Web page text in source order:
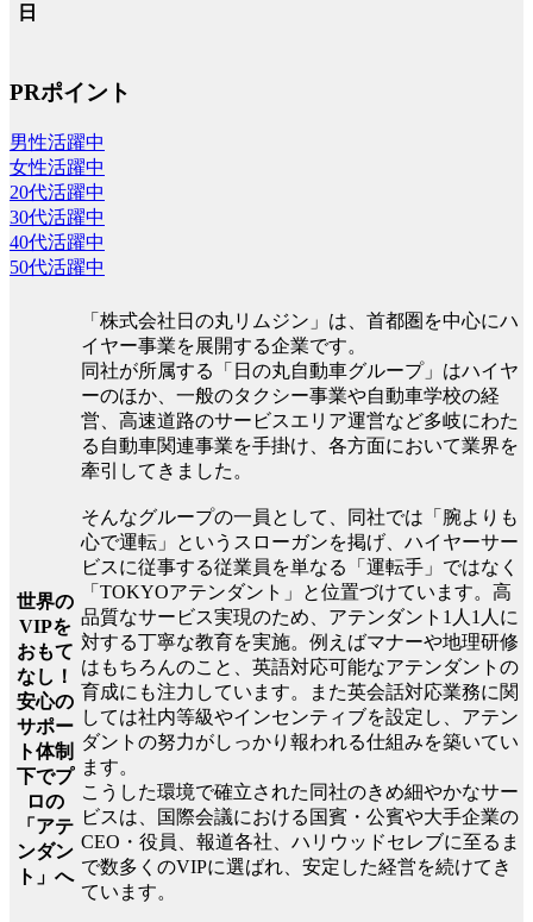
日
PRポイント
男性活躍中
女性活躍中
20代活躍中
30代活躍中
40代活躍中
50代活躍中
世界の
VIPを
おもて
なし！
安心の
サポー
ト体制
下でプ
ロの
「アテ
ンダン
ト」へ
「株式会社日の丸リムジン」は、首都圏を中心にハ
イヤー事業を展開する企業です。
同社が所属する「日の丸自動車グループ」はハイヤ
ーのほか、一般のタクシー事業や自動車学校の経
営、高速道路のサービスエリア運営など多岐にわた
る自動車関連事業を手掛け、各方面において業界を
牽引してきました。
そんなグループの一員として、同社では「腕よりも
心で運転」というスローガンを掲げ、ハイヤーサー
ビスに従事する従業員を単なる「運転手」ではなく
「TOKYOアテンダント」と位置づけています。高
品質なサービス実現のため、アテンダント1人1人に
対する丁寧な教育を実施。例えばマナーや地理研修
はもちろんのこと、英語対応可能なアテンダントの
育成にも注力しています。また英会話対応業務に関
しては社内等級やインセンティブを設定し、アテン
ダントの努力がしっかり報われる仕組みを築いてい
ます。
こうした環境で確立された同社のきめ細やかなサー
ビスは、国際会議における国賓・公賓や大手企業の
CEO・役員、報道各社、ハリウッドセレブに至るま
で数多くのVIPに選ばれ、安定した経営を続けてき
ています。